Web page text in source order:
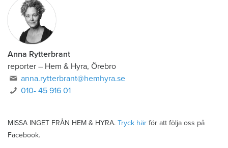
Anna Rytterbrant
reporter – Hem & Hyra, Örebro
anna.rytterbrant@hemhyra.se
010- 45 916 01
MISSA INGET FRÅN HEM & HYRA. Tryck här för att följa oss på
Facebook.